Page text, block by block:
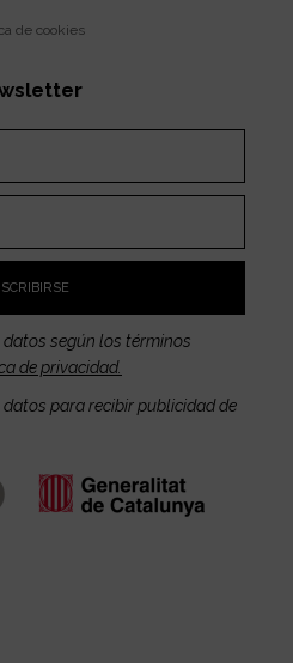
de cookies
según los términos
de privacidad.
para recibir publicidad de